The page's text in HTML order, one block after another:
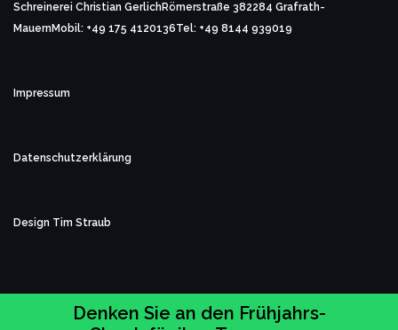
Denken Sie an den Frühjahrs-
Schreinerei Christian Gerlich Römerstraße 382284 Grafrath-
Mauern Mobil: +49 175 4120136Tel: +49 8144 939019
Impressum
Datenschutzerklärung
Design Tim Straub